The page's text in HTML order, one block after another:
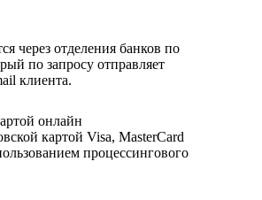
через отделения банков по
по запросу отправляет
клиента.
онлайн
картой Visa, MasterCard
процессингового